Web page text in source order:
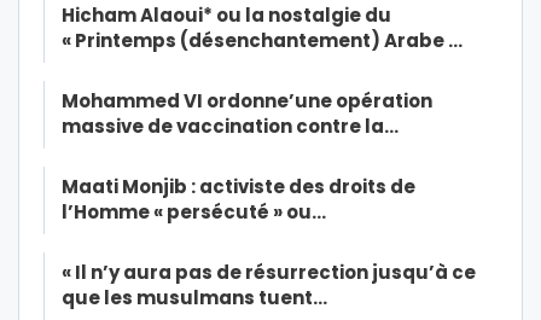
Hicham Alaoui* ou la nostalgie du
« Printemps (désenchantement) Arabe …
Mohammed VI ordonne’une opération
massive de vaccination contre la…
Maati Monjib : activiste des droits de
l’Homme « persécuté » ou…
« Il n’y aura pas de résurrection jusqu’à ce
que les musulmans tuent…